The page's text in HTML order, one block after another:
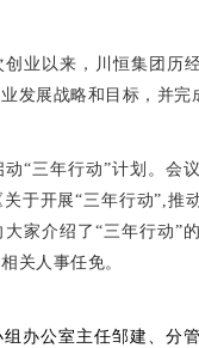
创业以来，川恒集团历
发展战略和目标，并完
动“三年行动”计划。会
于开展“三年行动”,推
大家介绍了“三年行动”
关人事任免。
组办公室主任邹建、分